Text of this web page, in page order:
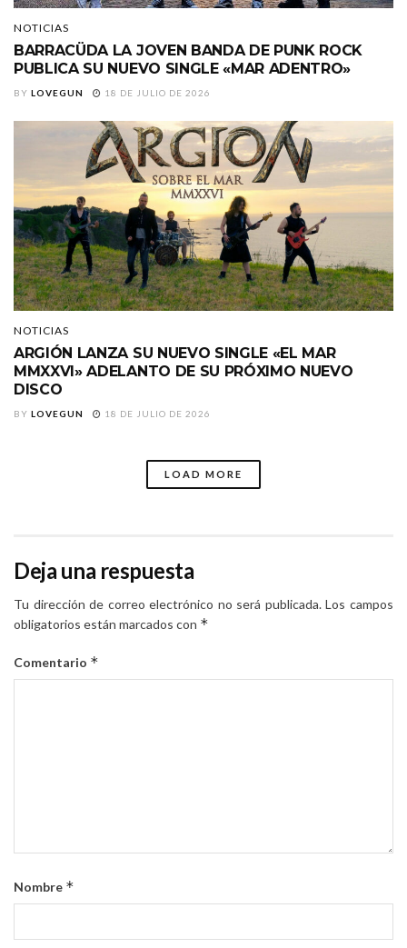
NOTICIAS
BARRACÜDA LA JOVEN BANDA DE PUNK ROCK
PUBLICA SU NUEVO SINGLE «MAR ADENTRO»
BY LOVEGUN 18 DE JULIO DE 2026
NOTICIAS
ARGIÓN LANZA SU NUEVO SINGLE «EL MAR
MMXXVI» ADELANTO DE SU PRÓXIMO NUEVO
DISCO
BY LOVEGUN 18 DE JULIO DE 2026
LOAD MORE
Deja una respuesta
Tu dirección de correo electrónico no será publicada. Los campos
obligatorios están marcados con *
Comentario *
Nombre *